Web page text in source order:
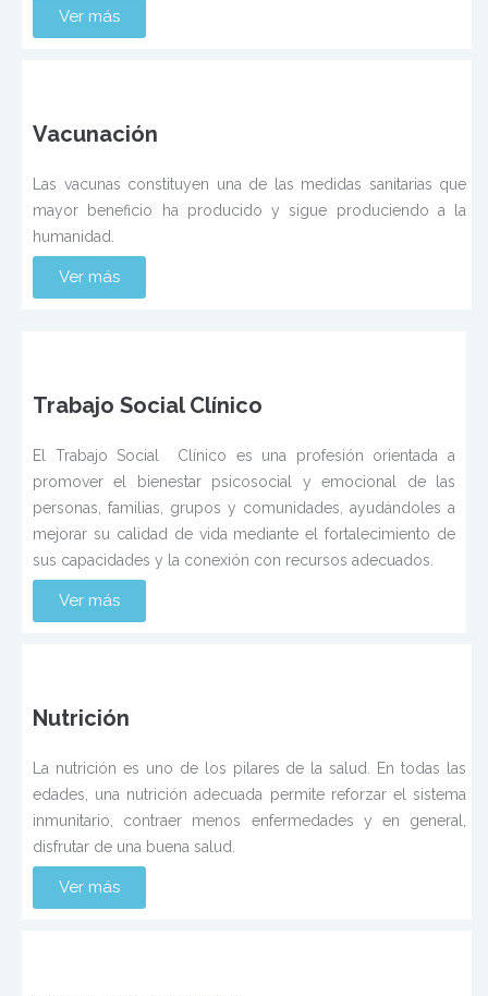
Ver más
Vacunación
Las vacunas constituyen una de las medidas sanitarias que
mayor beneficio ha producido y sigue produciendo a la
humanidad.
Ver más
Trabajo Social Clínico
El Trabajo Social Clínico es una profesión orientada a
promover el bienestar psicosocial y emocional de las
personas, familias, grupos y comunidades, ayudándoles a
mejorar su calidad de vida mediante el fortalecimiento de
sus capacidades y la conexión con recursos adecuados.
Ver más
Nutrición
La nutrición es uno de los pilares de la salud. En todas las
edades, una nutrición adecuada permite reforzar el sistema
inmunitario, contraer menos enfermedades y en general,
disfrutar de una buena salud.
Ver más